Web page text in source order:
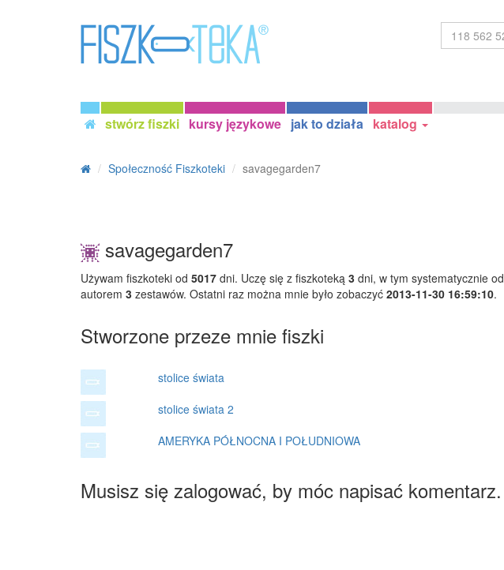
stwórz fiszki kursy językowe jak to działa katalog
Społeczność Fiszkoteki savagegarden7
savagegarden7
Używam fiszkoteki od 5017 dni. Uczę się z fiszkoteką 3 dni, w tym systematycznie od
autorem 3 zestawów. Ostatni raz można mnie było zobaczyć 2013-11-30 16:59:10.
Stworzone przeze mnie fiszki
stolice świata
stolice świata 2
AMERYKA PÓŁNOCNA I POŁUDNIOWA
Musisz się zalogować, by móc napisać komentarz.